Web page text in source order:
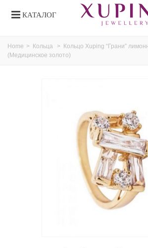
КАТАЛОГ
Home > Кольца > Кольцо Xuping “Грани”
(Медицинское золото)